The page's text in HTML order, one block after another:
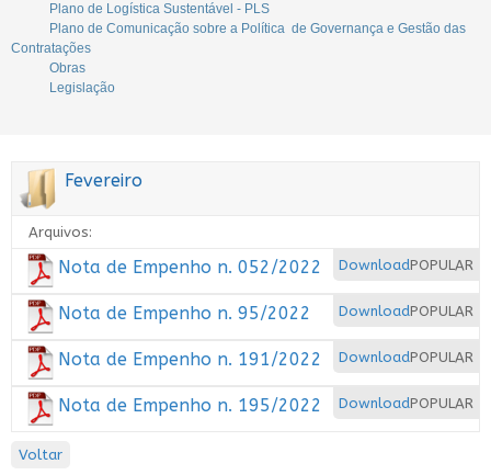
Plano de Logística Sustentável - PLS
Plano de Comunicação sobre a Política de Governança e Gestão das
Contratações
Obras
Legislação
Fevereiro
Arquivos:
POPULAR
Download
Nota de Empenho n. 052/2022
POPULAR
Download
Nota de Empenho n. 95/2022
POPULAR
Download
Nota de Empenho n. 191/2022
POPULAR
Download
Nota de Empenho n. 195/2022
Voltar